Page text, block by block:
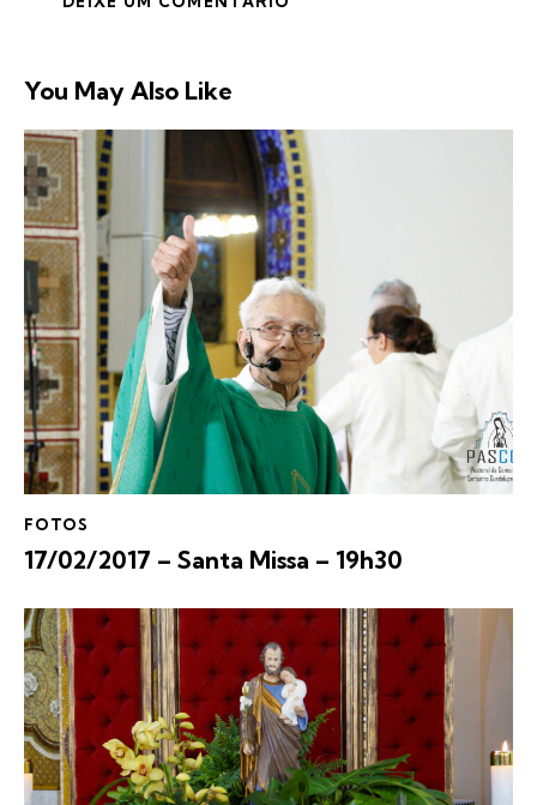
You May Also Like
FOTOS
17/02/2017 – Santa Missa – 19h30